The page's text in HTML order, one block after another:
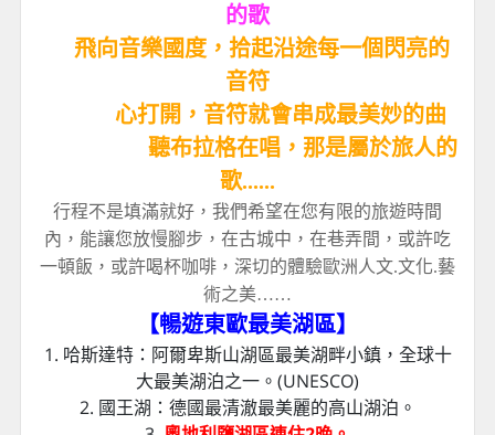
的歌
飛向音樂國度，拾起沿途每一個閃亮的
音符
心打開，音符就會串成最美妙的曲
聽布拉格在唱，那是屬於旅人的
歌......
行程不是填滿就好，我們希望在您有限的旅遊時間
內，能讓您放慢腳步，在古城中，在巷弄間，或許吃
一頓飯，或許喝杯咖啡，深切的體驗歐洲人文.文化.藝
術之美……
【暢遊東歐最美湖區】
1. 哈斯達特：阿爾卑斯山湖區最美湖畔小鎮，全球十
大最美湖泊之一。(UNESCO)
2. 國王湖：德國最清澈最美麗的高山湖泊。